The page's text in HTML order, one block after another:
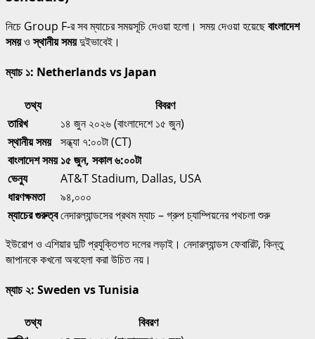
নিচে Group F-র সব ম্যাচের সময়সূচি দেওয়া হলো। সময় দেওয়া হয়েছেবাংলাদেশ
সময়ওস্থানীয় সময়দুইভাবেই।
ম্যাচ ১: Netherlands vs Japan
তথ্য
বিবরণ
তারিখ
১৪ জুন ২০২৬ (বাংলাদেশে ১৫ জুন)
স্থানীয় সময় সন্ধ্যা ৭:০০টা (CT)
বাংলাদেশ সময় ১৫ জুন, সকাল ৬:০০টা
ভেন্যু
AT&T Stadium, Dallas, USA
ধারণক্ষমতা
৯৪,০০০
ম্যাচের গুরুত্বনেদারল্যান্ডসের প্রথম ম্যাচ – গ্রুপ চ্যাম্পিয়নের পথচলা শুরু
ইউরোপ ও এশিয়ার দুটি প্রযুক্তিগত দলের লড়াই। নেদারল্যান্ডস ফেবারিট, কিন্তু
জাপানকে কখনো অবহেলা করা উচিত নয়।
ম্যাচ ২: Sweden vs Tunisia
তথ্য
বিবরণ